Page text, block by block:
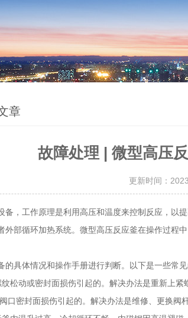
章
故障处理 | 微型高压
更新时间：
备，工作原理是利用高压和温度来控制反应，以
部循环加热系统。微型高压反应釜在操作过程
具体情况和操作手册进行判断。以下是一些常见
松动或密封面损伤引起的。解决办法是重新上紧
口密封面损伤引起的。解决办法是维修、更换阀